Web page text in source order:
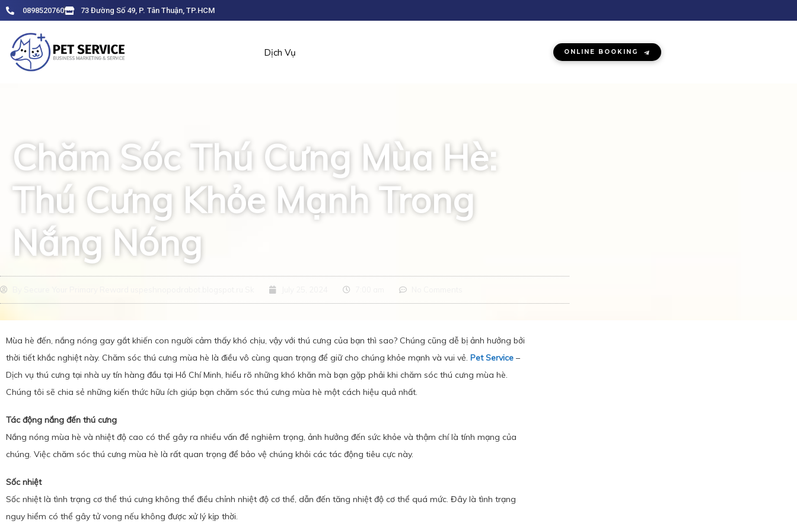
to
content
0898520760 73 Đường Số 49, P. Tân Thuận, TP.HCM
Dịch Vụ ONLINE BOOKING
Chăm Sóc Thú Cưng Mùa Hè:
Thú Cưng Khỏe Mạnh Trong
Nắng Nóng
Mùa hè đến, nắng nóng gay gắt khiến con người cảm thấy khó chịu, vậy với thú cưng của bạn thì sao? Chúng cũng dễ bị ảnh hưởng bởi
thời tiết khắc nghiệt này. Chăm sóc thú cưng mùa hè là điều vô cùng quan trọng để giữ cho chúng khỏe mạnh và vui vẻ. Pet Service –
Dịch vụ thú cưng tại nhà uy tín hàng đầu tại Hồ Chí Minh, hiểu rõ những khó khăn mà bạn gặp phải khi chăm sóc thú cưng mùa hè.
Chúng tôi sẽ chia sẻ những kiến thức hữu ích giúp bạn chăm sóc thú cưng mùa hè một cách hiệu quả nhất.
Tác động nắng đến thú cưng
Nắng nóng mùa hè và nhiệt độ cao có thể gây ra nhiều vấn đề nghiêm trọng, ảnh hưởng đến sức khỏe và thậm chí là tính mạng của
chúng. Việc chăm sóc thú cưng mùa hè là rất quan trọng để bảo vệ chúng khỏi các tác động tiêu cực này.
Sốc nhiệt
Sốc nhiệt là tình trạng cơ thể thú cưng không thể điều chỉnh nhiệt độ cơ thể, dẫn đến tăng nhiệt độ cơ thể quá mức. Đây là tình trạng
nguy hiểm có thể gây tử vong nếu không được xử lý kịp thời.